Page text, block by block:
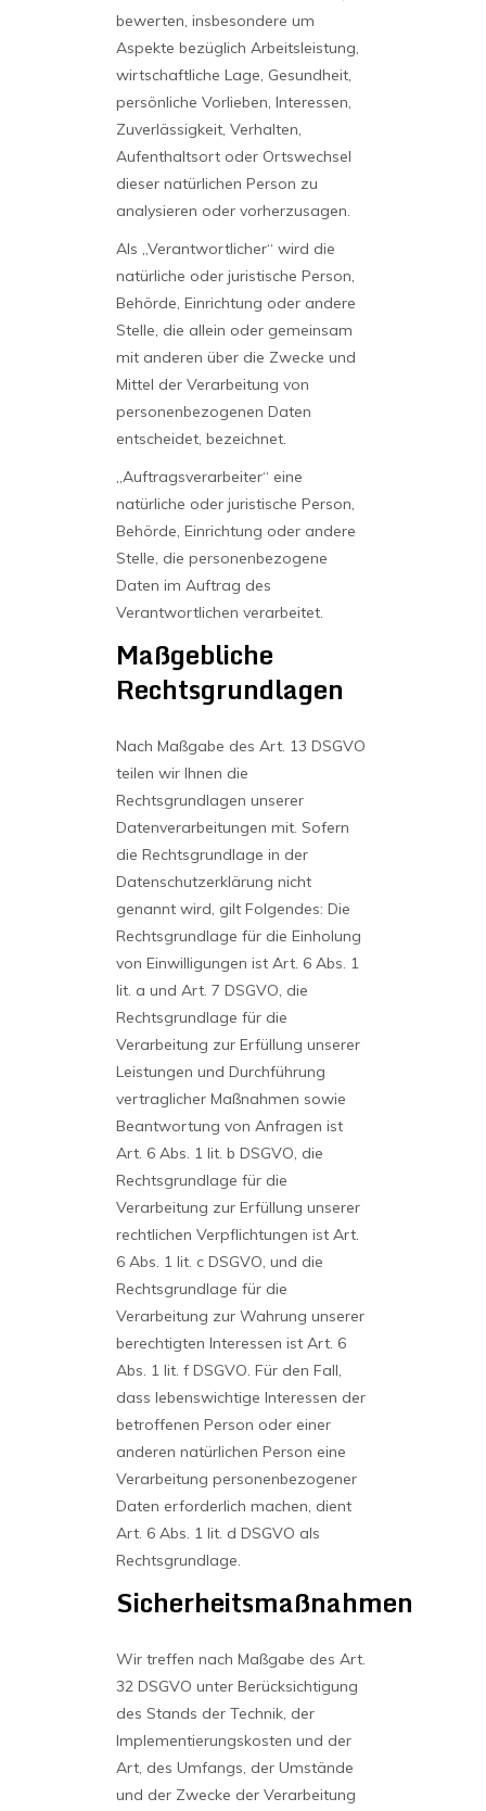
bewerten, insbesondere um
Aspekte bezüglich Arbeitsleistung,
wirtschaftliche Lage, Gesundheit,
persönliche Vorlieben, Interessen,
Zuverlässigkeit, Verhalten,
Aufenthaltsort oder Ortswechsel
dieser natürlichen Person zu
analysieren oder vorherzusagen.
Als „Verantwortlicher“ wird die
natürliche oder juristische Person,
Behörde, Einrichtung oder andere
Stelle, die allein oder gemeinsam
mit anderen über die Zwecke und
Mittel der Verarbeitung von
personenbezogenen Daten
entscheidet, bezeichnet.
„Auftragsverarbeiter“ eine
natürliche oder juristische Person,
Behörde, Einrichtung oder andere
Stelle, die personenbezogene
Daten im Auftrag des
Verantwortlichen verarbeitet.
Maßgebliche
Rechtsgrundlagen
Nach Maßgabe des Art. 13 DSGVO
teilen wir Ihnen die
Rechtsgrundlagen unserer
Datenverarbeitungen mit. Sofern
die Rechtsgrundlage in der
Datenschutzerklärung nicht
genannt wird, gilt Folgendes: Die
Rechtsgrundlage für die Einholung
von Einwilligungen ist Art. 6 Abs. 1
lit. a und Art. 7 DSGVO, die
Rechtsgrundlage für die
Verarbeitung zur Erfüllung unserer
Leistungen und Durchführung
vertraglicher Maßnahmen sowie
Beantwortung von Anfragen ist
Art. 6 Abs. 1 lit. b DSGVO, die
Rechtsgrundlage für die
Verarbeitung zur Erfüllung unserer
rechtlichen Verpflichtungen ist Art.
6 Abs. 1 lit. c DSGVO, und die
Rechtsgrundlage für die
Verarbeitung zur Wahrung unserer
berechtigten Interessen ist Art. 6
Abs. 1 lit. f DSGVO. Für den Fall,
dass lebenswichtige Interessen der
betroffenen Person oder einer
anderen natürlichen Person eine
Verarbeitung personenbezogener
Daten erforderlich machen, dient
Art. 6 Abs. 1 lit. d DSGVO als
Rechtsgrundlage.
Sicherheitsmaßnahmen
Wir treffen nach Maßgabe des Art.
32 DSGVO unter Berücksichtigung
des Stands der Technik, der
Implementierungskosten und der
Art, des Umfangs, der Umstände
und der Zwecke der Verarbeitung